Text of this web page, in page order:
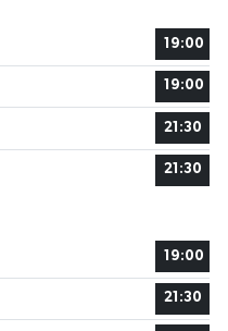
19:00
19:00
21:30
21:30
19:00
21:30